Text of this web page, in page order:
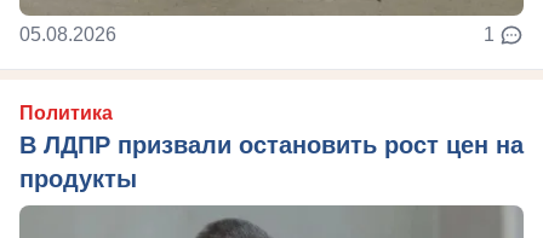
05.08.2026 1
Политика
В ЛДПР призвали остановить рост цен на
продукты